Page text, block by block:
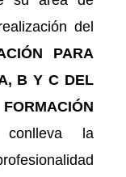
del
PARA
B Y C DEL
la